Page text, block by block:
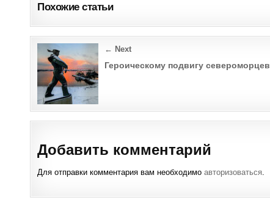
Похожие статьи
Post
navigation
← Next
Героическому подвигу североморцев
Добавить комментарий
Для отправки комментария вам необходимоавторизоваться